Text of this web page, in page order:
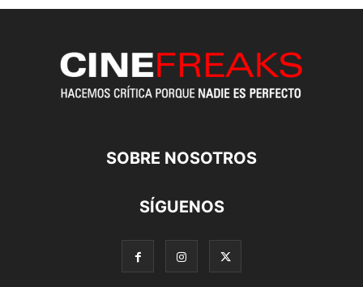
SOBRE NOSOTROS
SÍGUENOS